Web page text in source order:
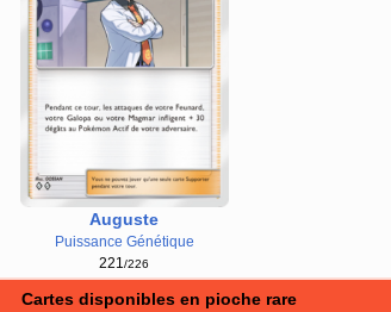
Auguste
Puissance Génétique
221 /226
Cartes disponibles en pioche rare